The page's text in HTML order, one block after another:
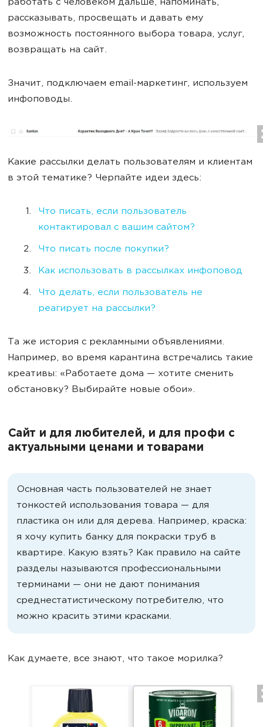
работать с человеком дальше, напоминать,
рассказывать, просвещать и давать ему
возможность постоянного выбора товара, услуг,
возвращать на сайт.
Значит, подключаем email-маркетинг, используем
инфоповоды.
Какие рассылки делать пользователям и клиентам
в этой тематике? Черпайте идеи здесь:
Что писать, если пользователь
контактировал с вашим сайтом?
Что писать после покупки?
Как использовать в рассылках инфоповод
Что делать, если пользователь не
реагирует на рассылки?
Та же история с рекламными объявлениями.
Например, во время карантина встречались такие
креативы: «Работаете дома — хотите сменить
обстановку? Выбирайте новые обои».
Сайт и для любителей, и для профи с
актуальными ценами и товарами
Основная часть пользователей не знает
тонкостей использования товара — для
пластика он или для дерева. Например, краска:
я хочу купить банку для покраски труб в
квартире. Какую взять? Как правило на сайте
разделы называются профессиональными
терминами — они не дают понимания
среднестатистическому потребителю, что
можно красить этими красками.
Как думаете, все знают, что такое морилка?